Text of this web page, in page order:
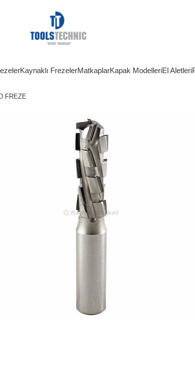
Kaynaklı FrezelerMatkaplarKapak ModelleriEl Aletleri
FREZE